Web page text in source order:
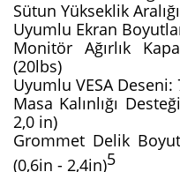
Sütun Yükseklik
Uyumlu Ekran
Monitör Ağırlık
(20lbs)
Uyumlu VESA
Masa Kalınlığı
2,0 in)
Grommet Delik
(0,6in - 2,4in)5